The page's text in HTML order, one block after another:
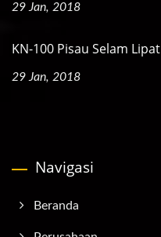
29 Jan, 2018
KN-100 Pisau Selam Lipat
29 Jan, 2018
Navigasi
Beranda